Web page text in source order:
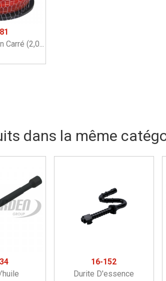
(2,0...
dans la même
16-152
Durite D'essence